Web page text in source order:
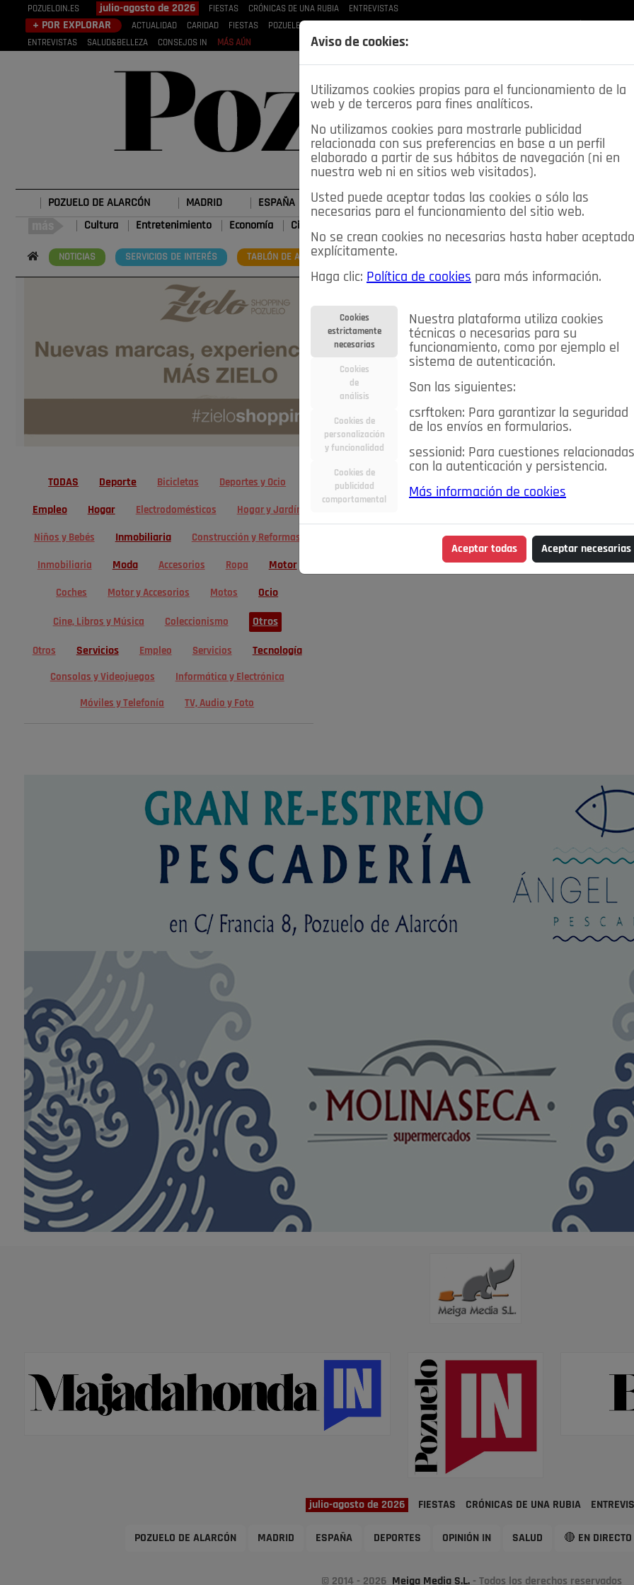
POZUELOIN.ES julio-agosto de 2026 FIESTAS CRÓNICAS DE UNA RUBIA ENTREVISTAS
+ POR EXPLORAR ACTUALIDAD CARIDAD FIESTAS POZUELEROS
ENTREVISTAS
SALUD&BELLEZA CONSEJOS IN MÁS AÚN
POZUELO DE ALARCÓN MADRID ESPAÑA DEPORTES OPINIÓN IN SALUD 🔴 EN DIRECTO
Cultura Entretenimiento Economía Ciencia&Tecnología
NOTICIAS SERVICIOS DE INTERÉS TABLÓN DE ANUNCIOS MIS ANUNCIOS
TODAS Deporte Bicicletas Deportes y Ocio
Empleo Hogar Electrodomésticos Hogar y Jardín
Niños y Bebés Inmobiliaria Construcción y Reformas
Inmobiliaria Moda Accesorios Ropa Motor
Coches Motor y Accesorios Motos Ocio
Cine, Libros y Música Coleccionismo Otros
Otros Servicios Empleo Servicios Tecnología
Consolas y Videojuegos Informática y Electrónica
Móviles y Telefonía TV, Audio y Foto
Aviso de cookies:
Utilizamos cookies propias para el funcionamiento de la
web y de terceros para fines analíticos.
No utilizamos cookies para mostrarle publicidad
relacionada con sus preferencias en base a un perfil
elaborado a partir de sus hábitos de navegación (ni en
nuestra web ni en sitios web visitados).
Usted puede aceptar todas las cookies o sólo las
necesarias para el funcionamiento del sitio web.
No se crean cookies no necesarias hasta haber aceptado
explícitamente.
Haga clic: Política de cookies para más información.
Cookies
estrictamente
necesarias
Cookies
de
análisis
Cookies de
personalización
y funcionalidad
Cookies de
publicidad
comportamental
Nuestra plataforma utiliza cookies
técnicas o necesarias para su
funcionamiento, como por ejemplo el
sistema de autenticación.
Son las siguientes:
csrftoken: Para garantizar la seguridad
de los envíos en formularios.
sessionid: Para cuestiones relacionadas
con la autenticación y persistencia.
Más información de cookies
Aceptar todas Aceptar necesarias
julio-agosto de 2026 FIESTAS CRÓNICAS DE UNA RUBIA
POZUELO DE ALARCÓN MADRID ESPAÑA DEPORTES OPINIÓN IN SALUD 🔴 EN DIRECTO
© 2014 - 2026 Meiga Media S.L.- Todos los derechos reservados